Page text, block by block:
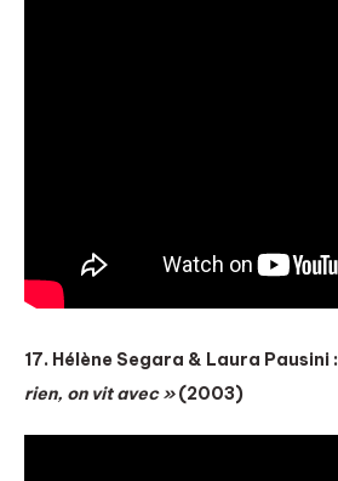
17. Hélène Segara & Laura Pausini :
rien, on vit avec »(2003)